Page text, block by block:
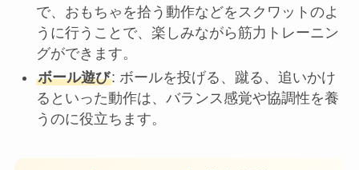
で、おもちゃを拾う動作などをスクワットのよ
うに行うことで、楽しみながら筋力トレーニン
グができます。
ボール遊び: ボールを投げる、蹴る、追いかけ
るといった動作は、バランス感覚や協調性を養
うのに役立ちます。